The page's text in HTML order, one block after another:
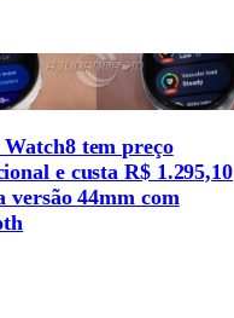
tem preço
e custa R$ 1.295,10
versão 44mm com